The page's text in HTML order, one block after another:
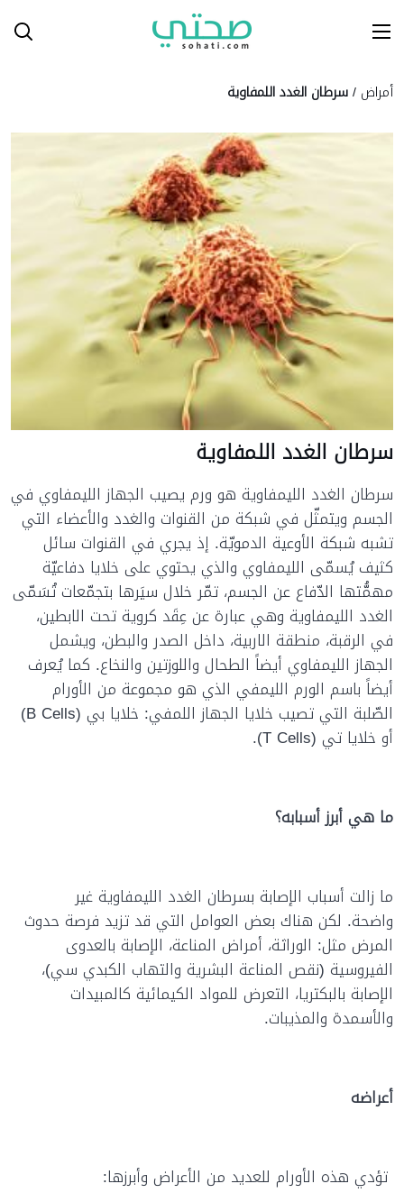
To
أمراض /سرطان الغدد اللمفاوية
سرطان الغدد اللمفاوية
سرطان الغدد الليمفاوية هو ورم يصيب الجهاز الليمفاوي في
الجسم ويتمثّل في شبكة من القنوات والغدد والأعضاء التي
تشبه شبكة الأوعية الدمويّة. إذ يجري في القنوات سائل
كثيف يُسمّى الليمفاوي والذي يحتوي على خلايا دفاعيّة
مهمُّتها الدّفاع عن الجسم، تمّر خلال سيَرها بتجمّعات تُسَمّى
الغدد الليمفاوية وهي عبارة عن عِقَد كروية تحت الابطين،
في الرقبة، منطقة الاربية، داخل الصدر والبطن، ويشمل
الجهاز الليمفاوي أيضاً الطحال واللوزتين والنخاع. كما يُعرف
أيضاً باسم الورم الليمفي الذي هو مجموعة من الأورام
الصّلبة التي تصيب خلايا الجهاز اللمفي: خلايا بي (B Cells)
أو خلايا تي (T Cells).
ما هي أبرز أسبابه؟
ما زالت أسباب الإصابة بسرطان الغدد الليمفاوية غير
واضحة. لكن هناك بعض العوامل التي قد تزيد فرصة حدوث
المرض مثل: الوراثة، أمراض المناعة، الإصابة بالعدوى
الفيروسية (نقص المناعة البشرية والتهاب الكبدي سي)،
الإصابة بالبكتريا، التعرض للمواد الكيمائية كالمبيدات
والأسمدة والمذيبات.
أعراضه
تؤدي هذه الأورام للعديد من الأعراض وأبرزها: